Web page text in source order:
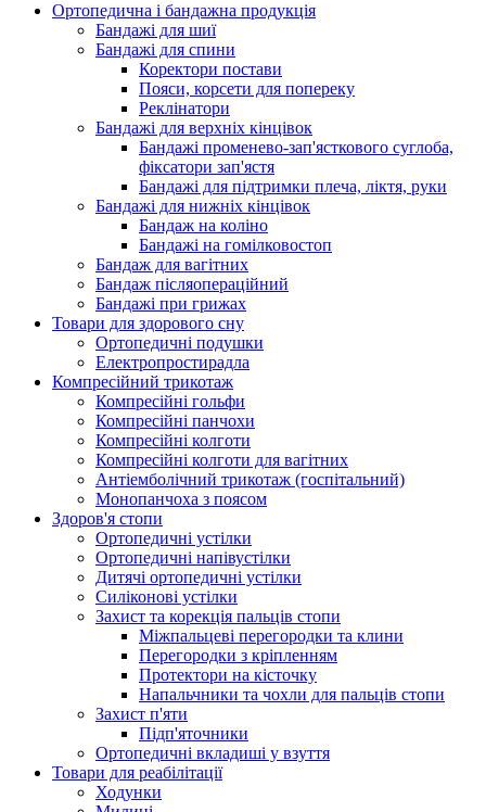
Ортопедична і бандажна продукція
Бандажі для шиї
Бандажі для спини
Коректори постави
Пояси, корсети для попереку
Реклінатори
Бандажі для верхніх кінцівок
Бандажі променево-зап'ясткового суглоба,
фіксатори зап'ястя
Бандажі для підтримки плеча, ліктя, руки
Бандажі для нижніх кінцівок
Бандаж на коліно
Бандажі на гомілковостоп
Бандаж для вагітних
Бандаж післяопераційний
Бандажі при грижах
Товари для здорового сну
Ортопедичні подушки
Електропростирадла
Компресійний трикотаж
Компресійні гольфи
Компресійні панчохи
Компресійні колготи
Компресійні колготи для вагітних
Антіемболічний трикотаж (госпітальний)
Монопанчоха з поясом
Здоров'я стопи
Ортопедичні устілки
Ортопедичні напівустілки
Дитячі ортопедичні устілки
Силіконові устілки
Захист та корекція пальців стопи
Міжпальцеві перегородки та клини
Перегородки з кріпленням
Протектори на кісточку
Напальчники та чохли для пальців стопи
Захист п'яти
Підп'яточники
Ортопедичні вкладиші у взуття
Товари для реабілітації
Ходунки